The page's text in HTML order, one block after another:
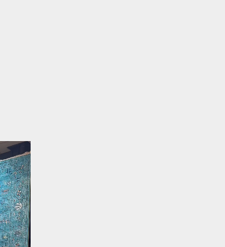
نمایشگر
ویدیو